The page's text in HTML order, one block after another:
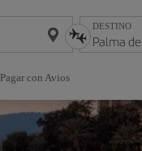
DESTINO
Pagar con Avios